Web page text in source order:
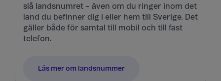
slå landsnumret – även om du ringer inom det
land du befinner dig i eller hem till Sverige. Det
gäller både för samtal till mobil och till fast
telefon.
Läs mer om landsnummer